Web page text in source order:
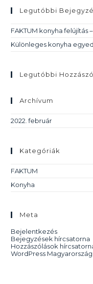
Legutóbbi
FAKTUM konyha
Különleges konyha
Legutóbbi
Archívum
2022. február
Kategóriák
FAKTUM
Konyha
Meta
Bejelentkezés
Bejegyzések hírcsatorna
Hozzászólások
WordPress Magyarország